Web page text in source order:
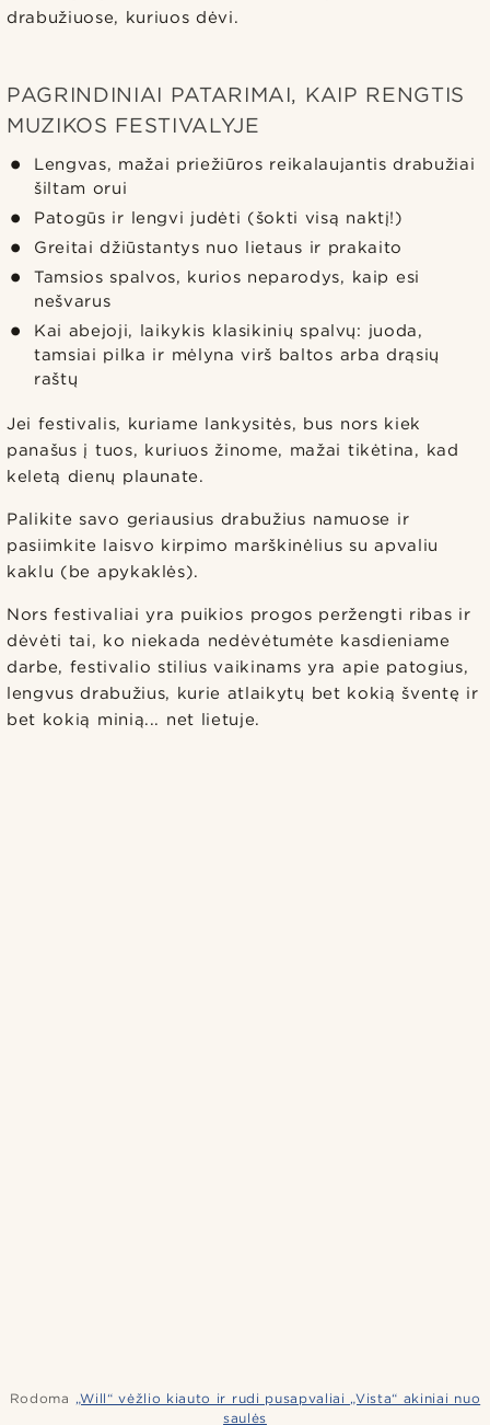
drabužiuose, kuriuos dėvi.
PAGRINDINIAI PATARIMAI, KAIP RENGTIS
MUZIKOS FESTIVALYJE
Lengvas, mažai priežiūros reikalaujantis drabužiai
šiltam orui
Patogūs ir lengvi judėti (šokti visą naktį!)
Greitai džiūstantys nuo lietaus ir prakaito
Tamsios spalvos, kurios neparodys, kaip esi
nešvarus
Kai abejoji, laikykis klasikinių spalvų: juoda,
tamsiai pilka ir mėlyna virš baltos arba drąsių
raštų
Jei festivalis, kuriame lankysitės, bus nors kiek
panašus į tuos, kuriuos žinome, mažai tikėtina, kad
keletą dienų plaunate.
Palikite savo geriausius drabužius namuose ir
pasiimkite laisvo kirpimo marškinėlius su apvaliu
kaklu (be apykaklės).
Nors festivaliai yra puikios progos peržengti ribas ir
dėvėti tai, ko niekada nedėvėtumėte kasdieniame
darbe, festivalio stilius vaikinams yra apie patogius,
lengvus drabužius, kurie atlaikytų bet kokią šventę ir
bet kokią minią... net lietuje.
Rodoma „Will“ vėžlio kiauto ir rudi pusapvaliai „Vista“ akiniai nuo
saulės